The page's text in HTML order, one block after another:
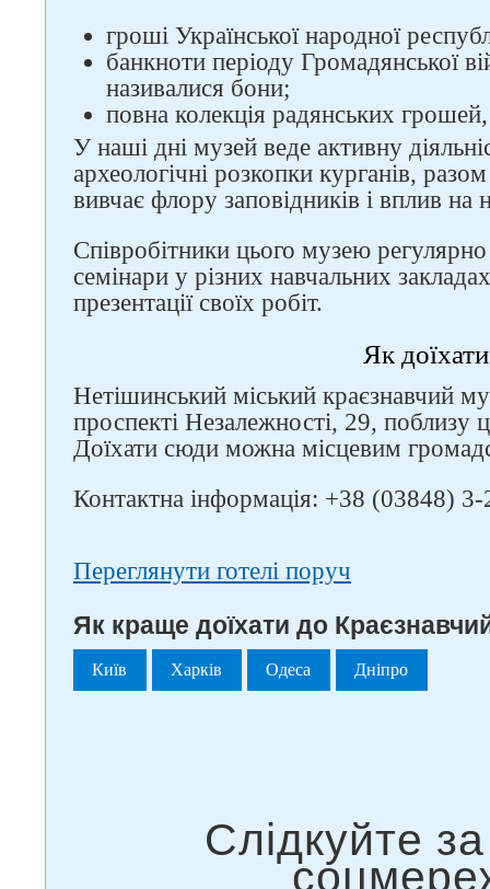
гроші Української народної
банкноти періоду Громадянської
називалися бони;
повна колекція радянських грошей,
У наші дні музей веде активну
археологічні розкопки курганів,
вивчає флору заповідників і вплив
Співробітники цього музею регулярно
семінари у різних навчальних
презентації своїх робіт.
Як доїхати
Нетішинський міський краєзнавчий
проспекті Незалежності, 29, поблизу
Доїхати сюди можна місцевим
Контактна інформація: +38 (03848)
Переглянути готелі поруч
Як краще доїхати до
Київ Харків Одеса Дніпро